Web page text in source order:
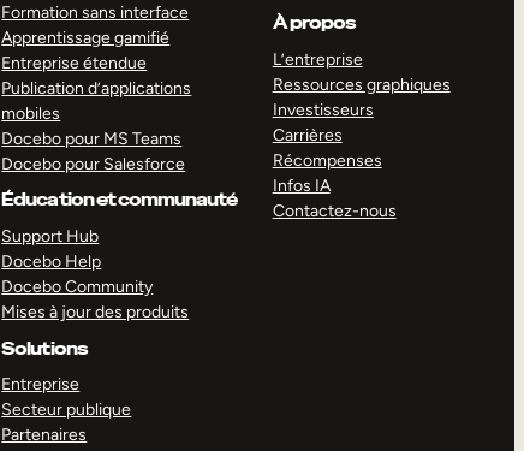
Formation sans interface
Apprentissage gamifié
Entreprise étendue
Publication d’applications
mobiles
Docebo pour MS Teams
Docebo pour Salesforce
Éducation et communauté
Support Hub
Docebo Help
Docebo Community
Mises à jour des produits
Solutions
Entreprise
Secteur publique
Partenaires
À propos
L’entreprise
Ressources graphiques
Investisseurs
Carrières
Récompenses
Infos IA
Contactez-nous